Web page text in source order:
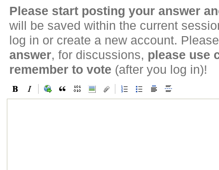
Please start posting your answer
will be saved within the current
log in or create a new account.
answer, for discussions, please use
remember to vote (after you log in)!